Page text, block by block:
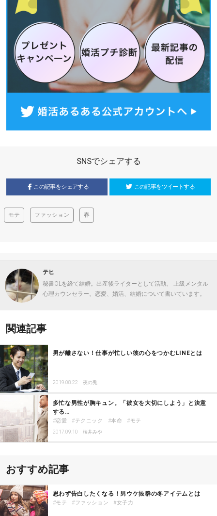
SNSでシェアする
この記事をシェアする この記事をツイートする
モテ ファッション 春
テヒ
秘書OLを経て結婚。出産後ライターとして活動。 上級メンタル
心理カウンセラー。恋愛、婚活、結婚について書いています。
関連記事
男が離さない！仕事が忙しい彼の心をつかむLINEとは
2019.08.22 夜の兎
多忙な男性が胸キュン。「彼女を大切にしよう」と決意
する…
恋愛 テクニック 本命 モテ
2017.09.10 桜井みや
おすすめ記事
思わず告白したくなる！男ウケ抜群の冬アイテムとは
モテ ファッション 女子力